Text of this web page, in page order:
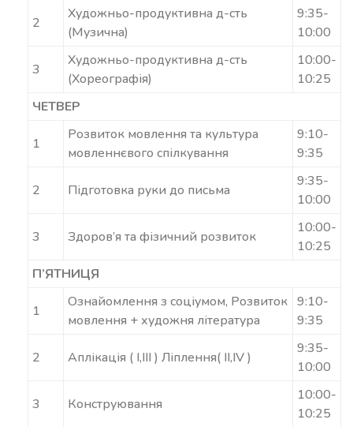
2
Художньо-продуктивна д-сть
(Музична)
9:35-
10:00
3
Художньо-продуктивна д-сть
(Хореографія)
10:00-
10:25
ЧЕТВЕР
1
Розвиток мовлення та культура
мовленнєвого спілкування
9:10-
9:35
2 Підготовка руки до письма
9:35-
10:00
3 Здоров’я та фізичний розвиток
10:00-
10:25
П’ЯТНИЦЯ
1
Ознайомлення з соціумом, Розвиток
мовлення + художня література
9:10-
9:35
2 Аплікація ( I,III ) Ліплення( II,IV )
9:35-
10:00
3 Конструювання
10:00-
10:25